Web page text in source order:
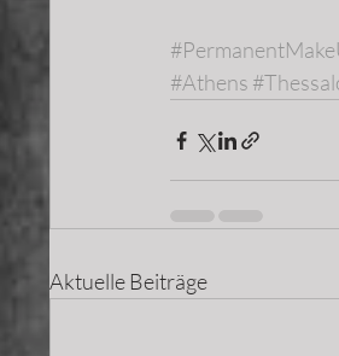
#Athens
Aktuelle Beiträge